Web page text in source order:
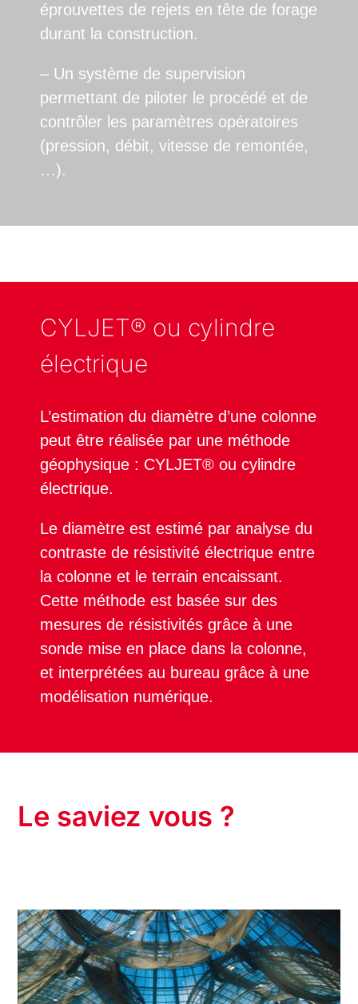
éprouvettes de rejets en tête de forage
durant la construction.
– Un système de supervision
permettant de piloter le procédé et de
contrôler les paramètres opératoires
(pression, débit, vitesse de remontée,
…).
CYLJET® ou cylindre
électrique
L’estimation du diamètre d’une colonne
peut être réalisée par une méthode
géophysique : CYLJET® ou cylindre
électrique.
Le diamètre est estimé par analyse du
contraste de résistivité électrique entre
la colonne et le terrain encaissant.
Cette méthode est basée sur des
mesures de résistivités grâce à une
sonde mise en place dans la colonne,
et interprétées au bureau grâce à une
modélisation numérique.
Le saviez vous ?